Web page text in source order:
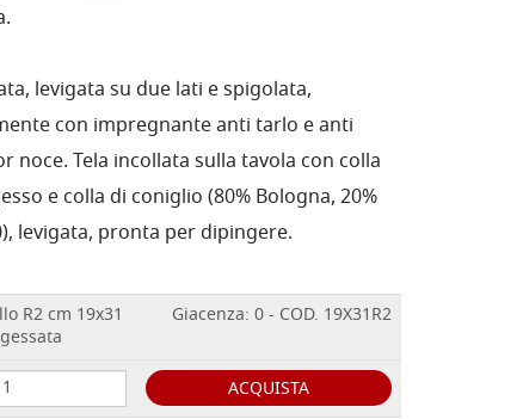
levigata su due lati e spigolata,
con impregnante anti tarlo e anti
noce. Tela incollata sulla tavola con colla
e colla di coniglio (80% Bologna, 20%
levigata, pronta per dipingere.
R2 cm 19x31
Giacenza: 0 - COD. 19X31R2
ACQUISTA